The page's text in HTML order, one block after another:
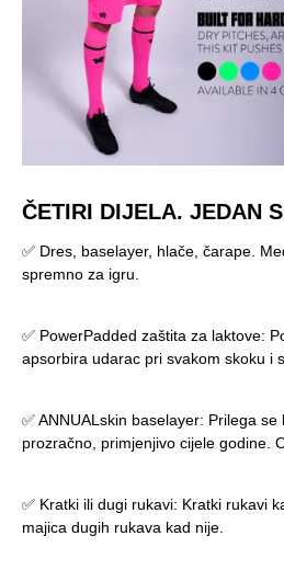
ČETIRI DIJELA. JEDAN
✅ Dres, baselayer, hlače, čarape.
spremno za igru.
✅ PowerPadded zaštita za laktove:
apsorbira udarac pri svakom skoku i
✅ ANNUALskin baselayer: Prilega se
prozračno, primjenjivo cijele godine.
✅ Kratki ili dugi rukavi: Kratki rukavi
majica dugih rukava kad nije.